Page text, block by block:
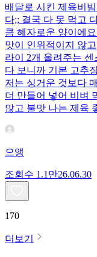
배달로 시킨 제육비
다;; 결국 다 못 먹고
큼 혜자로운 양이에
맛이 인위적이지 않
라이 2개 올려주는
다 보니까 기본 고추
저는 싱거운 것보다
더 만들어 넣어 비벼
많고 불맛 나는 제육
으앵
조회수 1.1만26.06.30
170
더보기